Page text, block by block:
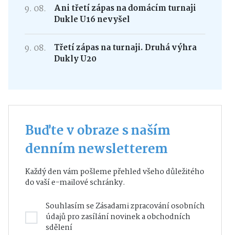
9. 08.
Ani třetí zápas na domácím turnaji
Dukle U16 nevyšel
9. 08.
Třetí zápas na turnaji. Druhá výhra
Dukly U20
Buďte v obraze s naším
denním newsletterem
Každý den vám pošleme přehled všeho důležitého
do vaší e-mailové schránky.
Souhlasím seZásadami zpracování osobních
údajůpro zasílání novinek a obchodních
sdělení